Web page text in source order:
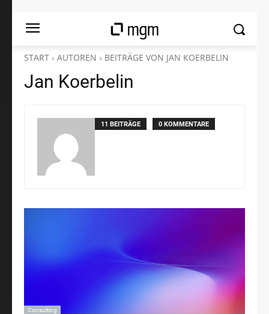
START AUTOREN BEITRÄGE VON JAN KOERBELIN
Jan Koerbelin
11 BEITRÄGE 0 KOMMENTARE
Consulting